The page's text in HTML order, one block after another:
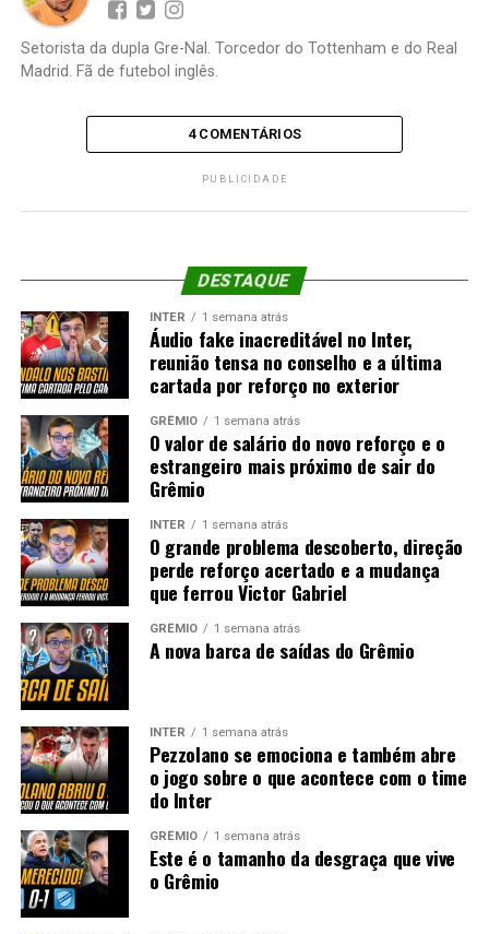
Setorista da dupla Gre-Nal. Torcedor do Tottenham e do Real
Madrid. Fã de futebol inglês.
4 COMENTÁRIOS
PUBLICIDADE
DESTAQUE
INTER 1 semana atrás
Áudio fake inacreditável no Inter,
reunião tensa no conselho e a última
cartada por reforço no exterior
GRÊMIO 1 semana atrás
O valor de salário do novo reforço e o
estrangeiro mais próximo de sair do
Grêmio
INTER 1 semana atrás
O grande problema descoberto, direção
perde reforço acertado e a mudança
que ferrou Victor Gabriel
GRÊMIO 1 semana atrás
A nova barca de saídas do Grêmio
INTER 1 semana atrás
Pezzolano se emociona e também abre
o jogo sobre o que acontece com o time
do Inter
GRÊMIO 1 semana atrás
Este é o tamanho da desgraça que vive
o Grêmio